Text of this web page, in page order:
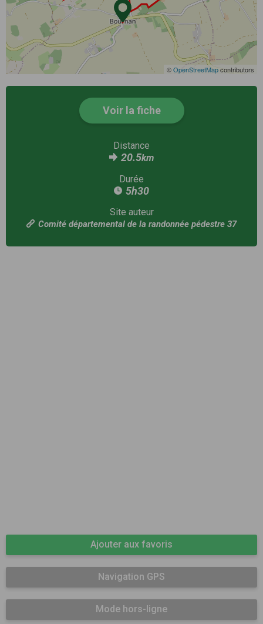
©OpenStreetMapcontributors
Voir la fiche
Distance
20.5km
Durée
5h30
Site auteur
Comité départemental de la randonnée pédestre 37
Ajouter aux favoris
Navigation GPS
Mode hors-ligne